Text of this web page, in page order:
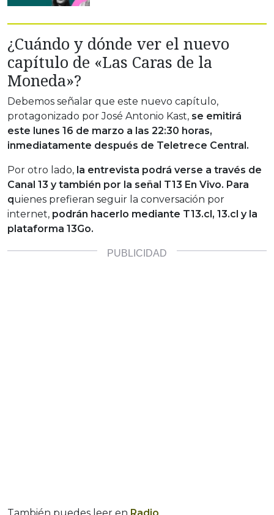
¿Cuándo y dónde ver el nuevo
capítulo de «Las Caras de la
Moneda»?
Debemos señalar que este nuevo capítulo,
protagonizado por José Antonio Kast, se emitirá
este lunes 16 de marzo a las 22:30 horas,
inmediatamente después de Teletrece Central.
Por otro lado, la entrevista podrá verse a través de
Canal 13 y también por la señal T13 En Vivo. Para
quienes prefieran seguir la conversación por
internet, podrán hacerlo mediante T13.cl, 13.cl y la
plataforma 13Go.